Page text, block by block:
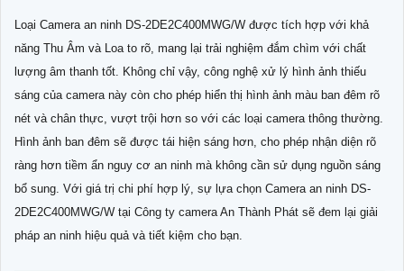
Loại Camera an ninh DS-2DE2C400MWG/W được tích hợp với khả
năng Thu Âm và Loa to rõ, mang lại trải nghiệm đắm chìm với chất
lượng âm thanh tốt. Không chỉ vậy, công nghệ xử lý hình ảnh thiếu
sáng của camera này còn cho phép hiển thị hình ảnh màu ban đêm rõ
nét và chân thực, vượt trội hơn so với các loại camera thông thường.
Hình ảnh ban đêm sẽ được tái hiện sáng hơn, cho phép nhận diện rõ
ràng hơn tiềm ẩn nguy cơ an ninh mà không cần sử dụng nguồn sáng
bổ sung. Với giá trị chi phí hợp lý, sự lựa chọn Camera an ninh DS-
2DE2C400MWG/W tại Công ty camera An Thành Phát sẽ đem lại giải
pháp an ninh hiệu quả và tiết kiệm cho bạn.